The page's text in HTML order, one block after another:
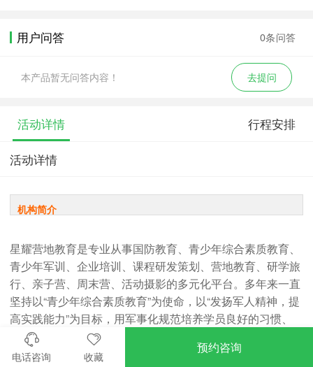
用户问答 0条问答
本产品暂无问答内容！ 去提问
活动详情 行程安排
活动详情
机构简介
星耀营地教育是专业从事国防教育、青少年综合素质教育、
青少年军训、企业培训、课程研发策划、营地教育、研学旅
行、亲子营、周末营、活动摄影的多元化平台。多年来一直
坚持以“青少年综合素质教育”为使命，以“发扬军人精神，提
高实践能力”为目标，用军事化规范培养学员良好的习惯、
以拓展式教学训练提高学员综合素质能力。
电话咨询 收藏
预约咨询